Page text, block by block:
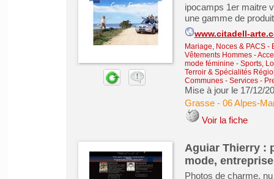
ipocamps 1er maitre
une gamme de
www.citadell-
Mariage, Noces & PACS-
Vêtements Hommes -
mode féminine - Sports,
Terroir & Spécialités
Communes- Services -
Mise à jour le 17/12/
Grasse- 06 Alpes-
Voir la fiche
Aguiar Thierry :
mode, entreprise
Photos de charme,